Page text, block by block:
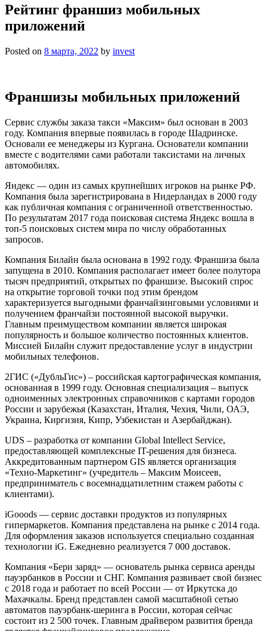
Рейтинг франшиз мобильных
приложений
Posted on 8 марта, 2022 by invest
Франшизы мобильных приложений
Сервис службы заказа такси «Максим» был основан в 2003
году. Компания впервые появилась в городе Шадринске.
Основали ее менеджеры из Кургана. Основатели компании
вместе с водителями сами работали таксистами на личных
автомобилях.
Яндекс — один из самых крупнейших игроков на рынке РФ.
Компания была зарегистрирована в Нидерландах в 2000 году
как публичная компания с ограниченной ответственностью.
По результатам 2017 года поисковая система Яндекс вошла в
топ-5 поисковых систем мира по числу обработанных
запросов.
Компания Билайн была основана в 1992 году. Франшиза была
запущена в 2010. Компания располагает имеет более полутора
тысяч предприятий, открытых по франшизе. Высокий спрос
на открытие торговой точки под этим брендом
характеризуется выгодными франчайзинговыми условиями и
получением франчайзи постоянной высокой выручки.
Главным преимуществом компании является широкая
популярность и большое количество постоянных клиентов.
Миссией Билайн служит предоставление услуг в индустрии
мобильных телефонов.
2ГИС («ДубльГис») – российская картографическая компания,
основанная в 1999 году. Основная специализация – выпуск
одноименных электронных справочников с картами городов
России и зарубежья (Казахстан, Италия, Чехия, Чили, ОАЭ,
Украина, Киргизия, Кипр, Узбекистан и Азербайджан).
UDS – разработка от компании Global Intellect Service,
предоставляющей комплексные IT-решения для бизнеса.
Аккредитованным партнером GIS является организация
«Техно-Маркетинг» (учредитель – Максим Моисеев,
предприниматель с восемнадцатилетним стажем работы с
клиентами).
iGooods — сервис доставки продуктов из популярных
гипермаркетов. Компания представлена на рынке с 2014 года.
Для оформления заказов используется специально созданная
технологии iG. Ежедневно реализуется 7 000 доставок.
Компания «Бери заряд» — основатель рынка сервиса аренды
пауэрбанков в России и СНГ. Компания развивает свой бизнес
с 2018 года и работает по всей России — от Иркутска до
Махачкалы. Бренд представлен самой масштабной сетью
автоматов пауэрбанк-шеринга в России, которая сейчас
состоит из 2 500 точек. Главным драйвером развития бренда